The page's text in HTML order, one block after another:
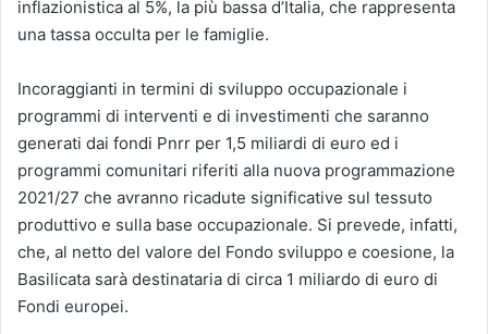
inflazionistica al 5%, la più bassa d’Italia, che rappresenta
una tassa occulta per le famiglie.
Incoraggianti in termini di sviluppo occupazionale i
programmi di interventi e di investimenti che saranno
generati dai fondi Pnrr per 1,5 miliardi di euro ed i
programmi comunitari riferiti alla nuova programmazione
2021/27 che avranno ricadute significative sul tessuto
produttivo e sulla base occupazionale. Si prevede, infatti,
che, al netto del valore del Fondo sviluppo e coesione, la
Basilicata sarà destinataria di circa 1 miliardo di euro di
Fondi europei.